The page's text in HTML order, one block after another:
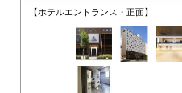
【ホテルエントランス・正面】